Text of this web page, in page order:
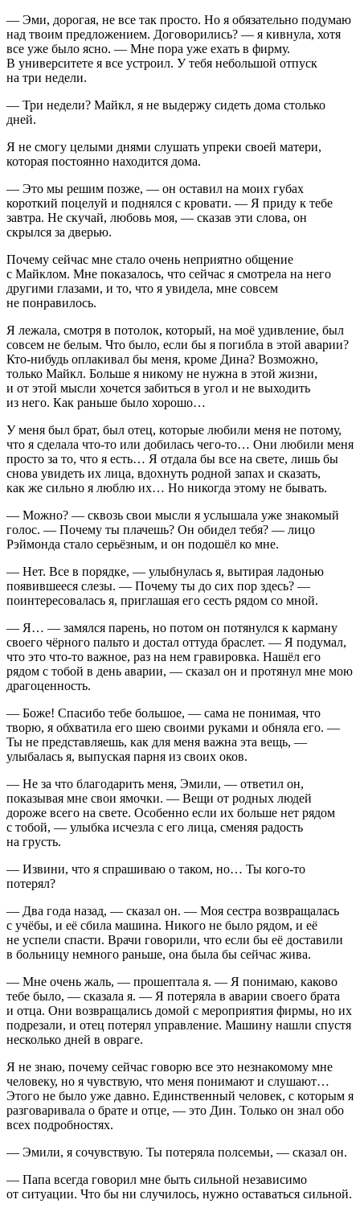
— Эми, дорогая, не все так просто. Но я обязательно подумаю
над твоим предложением. Договорились? — я кивнула, хотя
все уже было ясно. — Мне пора уже ехать в фирму.
В университете я все устроил. У тебя небольшой отпуск
на три недели.
— Три недели? Майкл, я не выдержу сидеть дома столько
дней.
Я не смогу целыми днями слушать упреки своей матери,
которая постоянно находится дома.
— Это мы решим позже, — он оставил на моих губах
короткий поцелуй и поднялся с кровати. — Я приду к тебе
завтра. Не скучай, любовь моя, — сказав эти слова, он
скрылся за дверью.
Почему сейчас мне стало очень неприятно общение
с Майклом. Мне показалось, что сейчас я смотрела на него
другими глазами, и то, что я увидела, мне совсем
не понравилось.
Я лежала, смотря в потолок, который, на моё удивление, был
совсем не белым. Что было, если бы я погибла в этой аварии?
Кто-нибудь оплакивал бы меня, кроме Дина? Возможно,
только Майкл. Больше я никому не нужна в этой жизни,
и от этой мысли хочется забиться в угол и не выходить
из него. Как раньше было хорошо…
У меня был брат, был отец, которые любили меня не потому,
что я сделала что-то или добилась чего-то… Они любили меня
просто за то, что я есть… Я отдала бы все на свете, лишь бы
снова увидеть их лица, вдохнуть родной запах и сказать,
как же сильно я люблю их… Но никогда этому не бывать.
— Можно? — сквозь свои мысли я услышала уже знакомый
голос. — Почему ты плачешь? Он обидел тебя? — лицо
Рэймонда стало серьёзным, и он подошёл ко мне.
— Нет. Все в порядке, — улыбнулась я, вытирая ладонью
появившееся слезы. — Почему ты до сих пор здесь? —
поинтересовалась я, приглашая его сесть рядом со мной.
— Я… — замялся парень, но потом он потянулся к карману
своего чёрного пальто и достал оттуда браслет. — Я подумал,
что это что-то важное, раз на нем гравировка. Нашёл его
рядом с тобой в день аварии, — сказал он и протянул мне мою
драгоценность.
— Боже! Спасибо тебе большое, — сама не понимая, что
творю, я обхватила его шею своими руками и обняла его. —
Ты не представляешь, как для меня важна эта вещь, —
улыбалась я, выпуская парня из своих оков.
— Не за что благодарить меня, Эмили, — ответил он,
показывая мне свои ямочки. — Вещи от родных людей
дороже всего на свете. Особенно если их больше нет рядом
с тобой, — улыбка исчезла с его лица, сменяя радость
на грусть.
— Извини, что я спрашиваю о таком, но… Ты кого-то
потерял?
— Два года назад, — сказал он. — Моя сестра возвращалась
с учёбы, и её сбила машина. Никого не было рядом, и её
не успели спасти. Врачи говорили, что если бы её доставили
в больницу немного раньше, она была бы сейчас жива.
— Мне очень жаль, — прошептала я. — Я понимаю, каково
тебе было, — сказала я. — Я потеряла в аварии своего брата
и отца. Они возвращались домой с мероприятия фирмы, но их
подрезали, и отец потерял управление. Машину нашли спустя
несколько дней в овраге.
Я не знаю, почему сейчас говорю все это незнакомому мне
человеку, но я чувствую, что меня понимают и слушают…
Этого не было уже давно. Единственный человек, с которым я
разговаривала о брате и отце, — это Дин. Только он знал обо
всех подробностях.
— Эмили, я сочувствую. Ты потеряла полсемьи, — сказал он.
— Папа всегда говорил мне быть сильной независимо
от ситуации. Что бы ни случилось, нужно оставаться сильной.